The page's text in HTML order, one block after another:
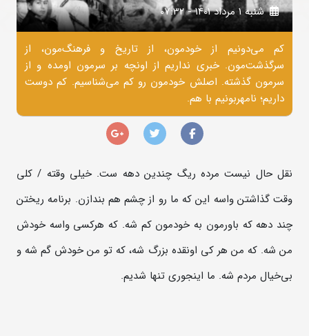
شنبه 1 مرداد 1401 - 07:32
کم می‌دونیم از خودمون، از تاریخ و فرهنگ‌مون، از
سرگذشت‌مون. خبری نداریم از اونچه بر سرمون اومده و از
سرمون گذشته. اصلش خودمون رو کم می‌شناسیم. کم دوست
داریم؛ نامهربونیم با هم.
نقل حال نیست مرده ریگ چندین دهه ست. خیلی وقته / کلی
وقت گذاشتن واسه این که ما رو از چشم هم بندازن. برنامه ریختن
چند دهه که باورمون به خودمون کم شه. که هرکسی واسه خودش
من شه. که من هر کی اونقده بزرگ شه، که تو من خودش گم شه و
بی‌خیال مردم شه. ما اینجوری تنها شدیم.